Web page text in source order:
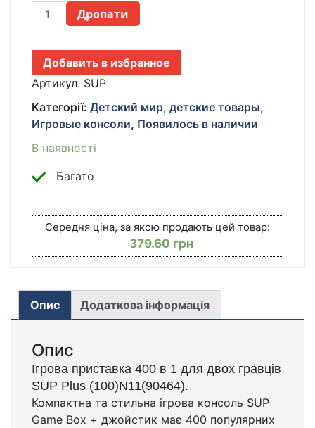
ИГРОВАЯ
КОНСОЛЬ
GAME
BOX
400
+
ДЖОЙСТИК
ДЛЯ
2Х
ИГРОКОВ
КІЛЬКІСТЬ
Дропати
Добавить в избранное
Артикул: SUP
Категорії: Детский мир, детские товары,
Игровые консоли, Появилось в наличии
В наявності
Багато
Середня ціна, за якою продають цей товар:
379.60 грн
Опис Додаткова інформація
Опис
Ігрова приставка 400 в 1 для двох гравців
SUP Plus (100)N11(90464).
Компактна та стильна ігрова консоль SUP
Game Box + джойстик має 400 популярних